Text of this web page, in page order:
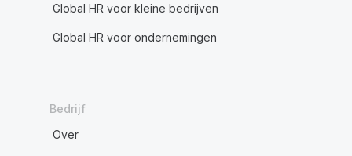
Global HR voor kleine bedrijven
Global HR voor ondernemingen
Bedrijf
Over